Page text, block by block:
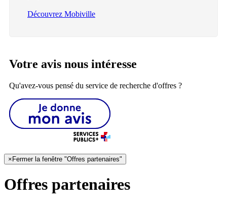
Découvrez Mobiville
Votre avis nous intéresse
Qu'avez-vous pensé du service de recherche d'offres ?
× Fermer la fenêtre "Offres partenaires"
Offres partenaires